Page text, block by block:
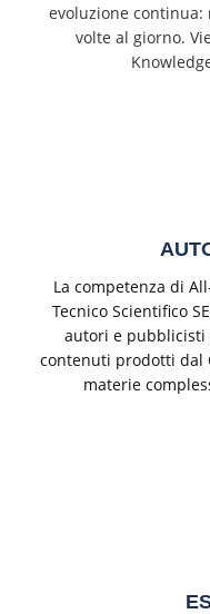
evoluzione
volte al giorno.
La competenza di
Tecnico Scientifico
autori e pubblicisti
contenuti prodotti dal
materie